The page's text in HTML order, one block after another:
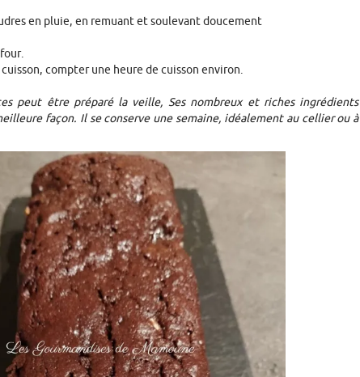
en pluie, en remuant et soulevant doucement
compter une heure de cuisson environ.
peut être préparé la veille, Ses nombreux et riches ingrédients
façon. Il se conserve une semaine, idéalement au cellier ou à